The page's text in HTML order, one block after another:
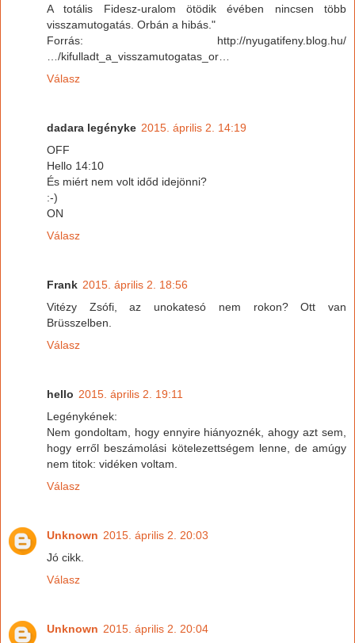
A totális Fidesz-uralom ötödik évében nincsen több
visszamutogatás. Orbán a hibás."
Forrás: http://nyugatifeny.blog.hu/
…/kifulladt_a_visszamutogatas_or…
Válasz
dadara legényke 2015. április 2. 14:19
OFF
Hello 14:10
És miért nem volt időd idejönni?
:-)
ON
Válasz
Frank 2015. április 2. 18:56
Vitézy Zsófi, az unokatesó nem rokon? Ott van
Brüsszelben.
Válasz
hello 2015. április 2. 19:11
Legénykének:
Nem gondoltam, hogy ennyire hiányoznék, ahogy azt sem,
hogy erről beszámolási kötelezettségem lenne, de amúgy
nem titok: vidéken voltam.
Válasz
Unknown 2015. április 2. 20:03
Jó cikk.
Válasz
Unknown 2015. április 2. 20:04